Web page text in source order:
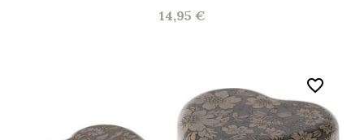
14,95 €
favorite_border